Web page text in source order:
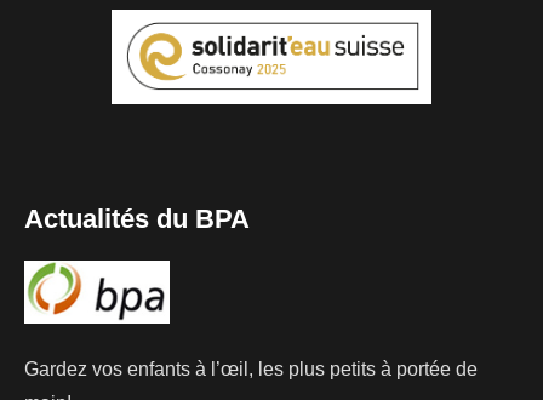
Actualités du BPA
Gardez vos enfants à l’œil, les plus petits à portée de